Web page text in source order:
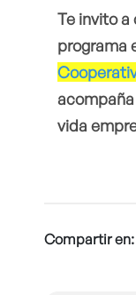
Te invito a
programa
vida
Compartir en: